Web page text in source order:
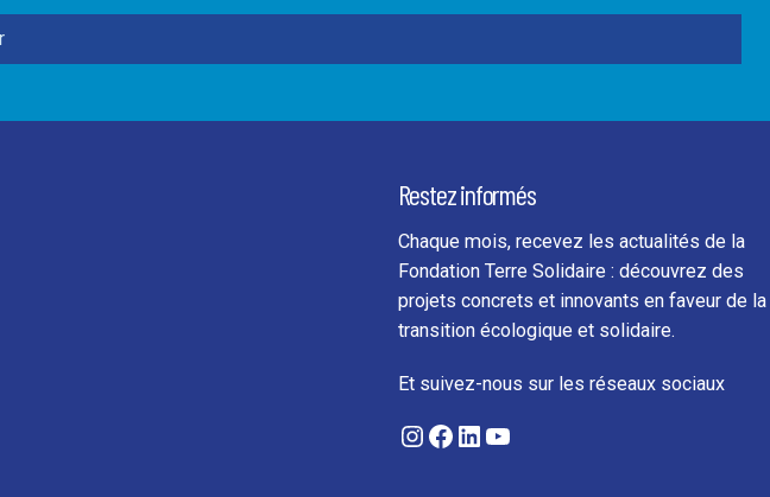
Restez informés
Chaque mois, recevez les actualités de la
Fondation Terre Solidaire : découvrez des
projets concrets et innovants en faveur de la
transition écologique et solidaire.
Et suivez-nous sur les réseaux sociaux
InstagramFacebook LinkedIn YouTube